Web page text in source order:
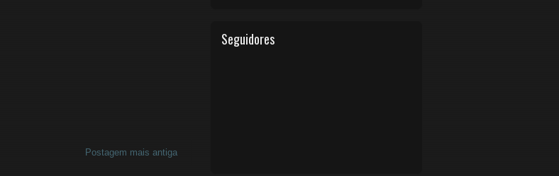
Postagem mais antiga
Seguidores